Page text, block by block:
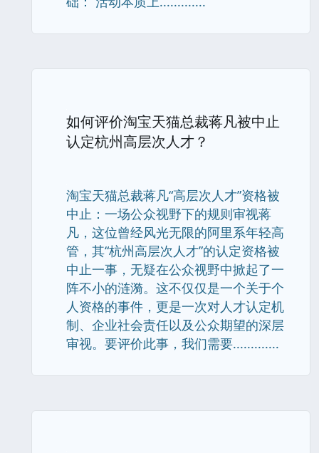
如何评价淘宝天猫总裁蒋凡被中止
认定杭州高层次人才？
淘宝天猫总裁蒋凡“高层次人才”资格被
中止：一场公众视野下的规则审视蒋
凡，这位曾经风光无限的阿里系年轻高
管，其“杭州高层次人才”的认定资格被
中止一事，无疑在公众视野中掀起了一
阵不小的涟漪。这不仅仅是一个关于个
人资格的事件，更是一次对人才认定机
制、企业社会责任以及公众期望的深层
审视。要评价此事，我们需要.............